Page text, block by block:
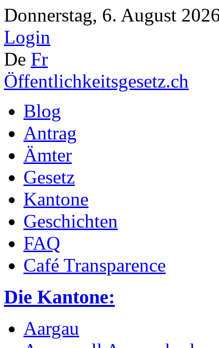
Donnerstag, 6. August
Login
De Fr
Öffentlichkeitsgesetz.ch
Blog
Antrag
Ämter
Gesetz
Kantone
Geschichten
FAQ
Café Transparence
Die Kantone:
Aargau